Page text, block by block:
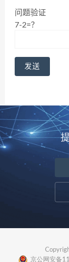
问题验证
7-2=？
京公网安备